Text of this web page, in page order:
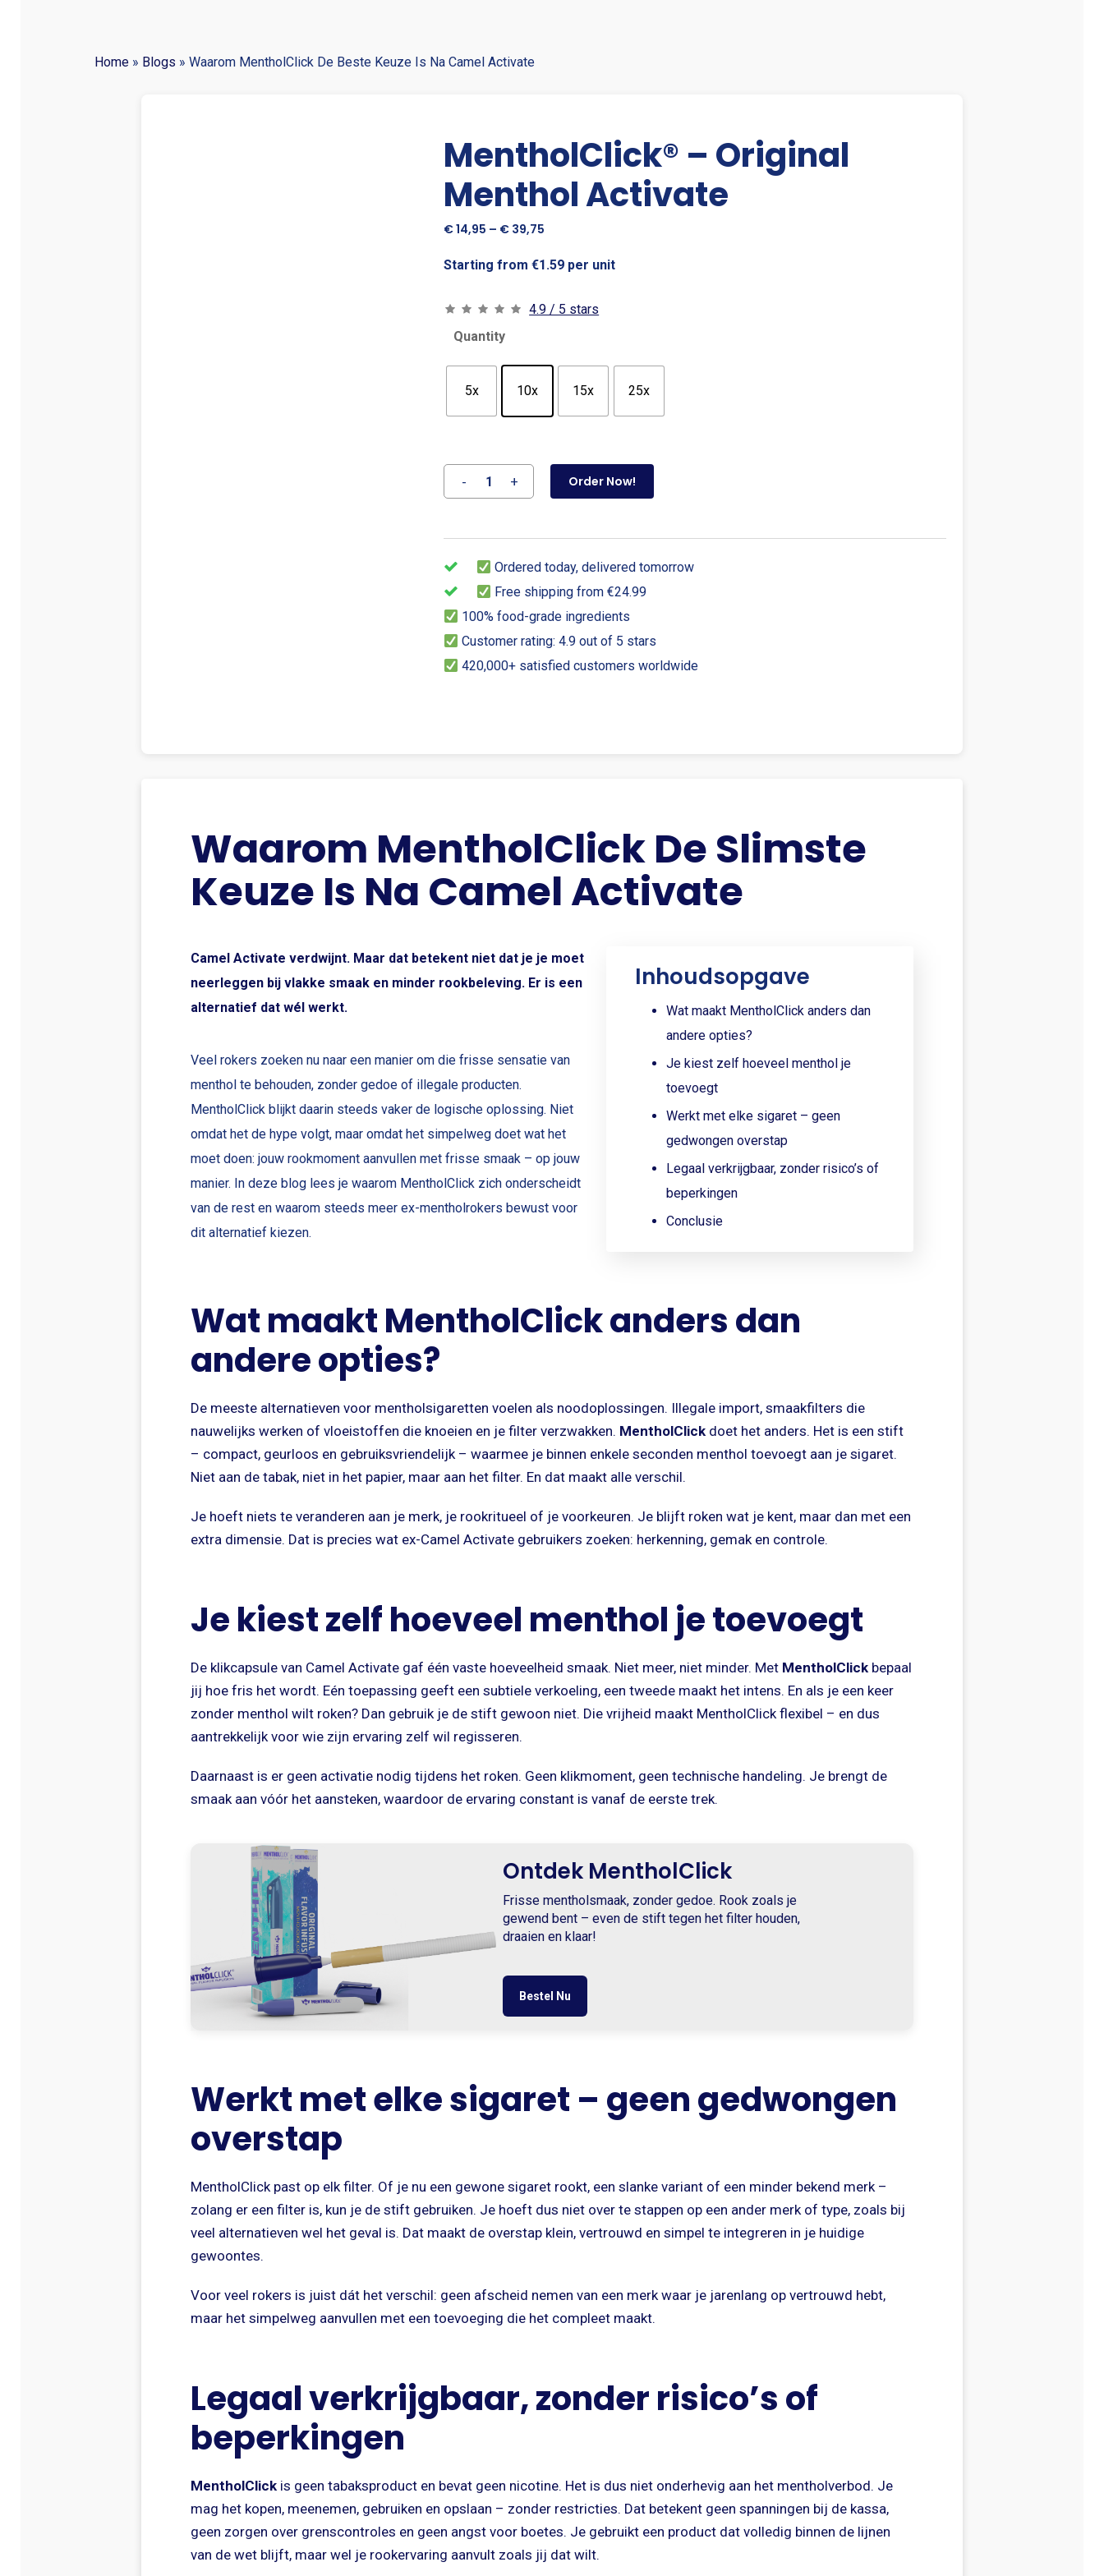
Home » Blogs » Waarom MentholClick De Beste Keuze Is Na Camel Activate
MentholClick® – Original
Menthol Activate
€14,95 – € 39,75
€ 14,95
€ 39,75
Starting from €1.59 per unit
4.9 / 5 stars
Quantity
5x 10x 15x 25x
Order Now!
Ordered today, delivered tomorrow
Free shipping from €24.99
100% food-grade ingredients
Customer rating: 4.9 out of 5 stars
420,000+ satisfied customers worldwide
Waarom MentholClick De Slimste
Keuze Is Na Camel Activate
Camel Activate verdwijnt. Maar dat betekent niet dat je je moet
neerleggen bij vlakke smaak en minder rookbeleving. Er is een
alternatief dat wél werkt.
Veel rokers zoeken nu naar een manier om die frisse sensatie van
menthol te behouden, zonder gedoe of illegale producten.
MentholClick blijkt daarin steeds vaker de logische oplossing. Niet
omdat het de hype volgt, maar omdat het simpelweg doet wat het
moet doen: jouw rookmoment aanvullen met frisse smaak – op jouw
manier. In deze blog lees je waarom MentholClick zich onderscheidt
van de rest en waarom steeds meer ex-mentholrokers bewust voor
dit alternatief kiezen.
Inhoudsopgave
Wat maakt MentholClick anders dan
andere opties?
Je kiest zelf hoeveel menthol je
toevoegt
Werkt met elke sigaret – geen
gedwongen overstap
Legaal verkrijgbaar, zonder risico’s of
beperkingen
Conclusie
Wat maakt MentholClick anders dan
andere opties?
De meeste alternatieven voor mentholsigaretten voelen als noodoplossingen. Illegale import, smaakfilters die
nauwelijks werken of vloeistoffen die knoeien en je filter verzwakken. MentholClick doet het anders. Het is een stift
– compact, geurloos en gebruiksvriendelijk – waarmee je binnen enkele seconden menthol toevoegt aan je sigaret.
Niet aan de tabak, niet in het papier, maar aan het filter. En dat maakt alle verschil.
Je hoeft niets te veranderen aan je merk, je rookritueel of je voorkeuren. Je blijft roken wat je kent, maar dan met een
extra dimensie. Dat is precies wat ex-Camel Activate gebruikers zoeken: herkenning, gemak en controle.
Je kiest zelf hoeveel menthol je toevoegt
De klikcapsule van Camel Activate gaf één vaste hoeveelheid smaak. Niet meer, niet minder. Met MentholClick bepaal
jij hoe fris het wordt. Eén toepassing geeft een subtiele verkoeling, een tweede maakt het intens. En als je een keer
zonder menthol wilt roken? Dan gebruik je de stift gewoon niet. Die vrijheid maakt MentholClick flexibel – en dus
aantrekkelijk voor wie zijn ervaring zelf wil regisseren.
Daarnaast is er geen activatie nodig tijdens het roken. Geen klikmoment, geen technische handeling. Je brengt de
smaak aan vóór het aansteken, waardoor de ervaring constant is vanaf de eerste trek.
Ontdek MentholClick
Frisse mentholsmaak, zonder gedoe. Rook zoals je
gewend bent – even de stift tegen het filter houden,
draaien en klaar!
Bestel Nu
Werkt met elke sigaret – geen gedwongen
overstap
MentholClick past op elk filter. Of je nu een gewone sigaret rookt, een slanke variant of een minder bekend merk –
zolang er een filter is, kun je de stift gebruiken. Je hoeft dus niet over te stappen op een ander merk of type, zoals bij
veel alternatieven wel het geval is. Dat maakt de overstap klein, vertrouwd en simpel te integreren in je huidige
gewoontes.
Voor veel rokers is juist dát het verschil: geen afscheid nemen van een merk waar je jarenlang op vertrouwd hebt,
maar het simpelweg aanvullen met een toevoeging die het compleet maakt.
Legaal verkrijgbaar, zonder risico’s of
beperkingen
MentholClick is geen tabaksproduct en bevat geen nicotine. Het is dus niet onderhevig aan het mentholverbod. Je
mag het kopen, meenemen, gebruiken en opslaan – zonder restricties. Dat betekent geen spanningen bij de kassa,
geen zorgen over grenscontroles en geen angst voor boetes. Je gebruikt een product dat volledig binnen de lijnen
van de wet blijft, maar wel je rookervaring aanvult zoals jij dat wilt.